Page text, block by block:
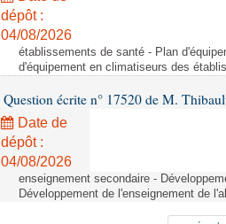
dépôt :
04/08/2026
établissements de santé - Plan
d'équipement en climatiseurs des
Question écrite n° 17520 de M.
Date de
dépôt :
04/08/2026
enseignement secondaire -
Développement de l'enseignement de